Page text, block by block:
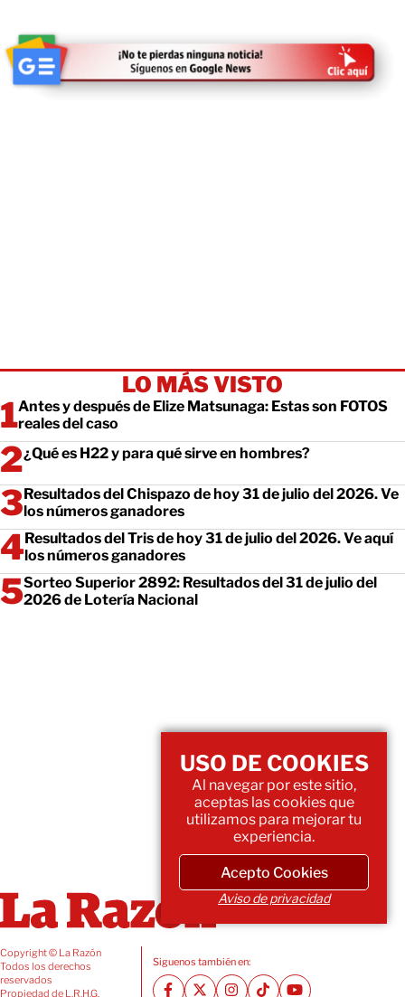
LO MÁS VISTO
Antes y después de Elize Matsunaga: Estas son FOTOS
reales del caso
¿Qué es H22 y para qué sirve en hombres?
Resultados del Chispazo de hoy 31 de julio del 2026. Ve
los números ganadores
Resultados del Tris de hoy 31 de julio del 2026. Ve aquí
los números ganadores
Sorteo Superior 2892: Resultados del 31 de julio del
2026 de Lotería Nacional
Copyright © La Razón
Todos los derechos
reservados
Propiedad de L.R.H.G.
Siguenos también en:
USO DE COOKIES
Al navegar por este sitio,
aceptas las cookies que
utilizamos para mejorar tu
experiencia.
Acepto Cookies
Aviso de privacidad